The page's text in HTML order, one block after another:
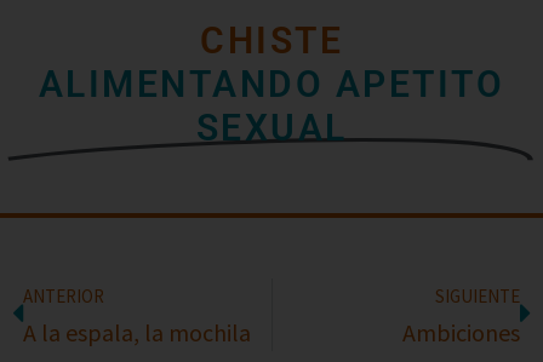
CHISTE
ALIMENTANDO APETITO
SEXUAL
ANTERIOR
A la espala, la mochila
SIGUIENTE
Ambiciones